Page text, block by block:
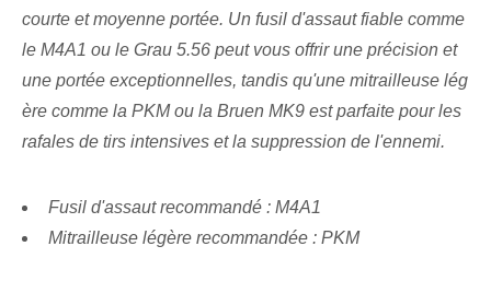
courte et moyenne portée. Un fusil d'assaut fiable comme
le M4A1 ou le Grau 5.56 peut vous offrir une précision et
une portée exceptionnelles, tandis qu'une mitrailleuse lég
ère comme la PKM ou la Bruen MK9 est parfaite pour les
rafales de tirs intensives et la suppression de l'ennemi.
Fusil d'assaut recommandé : M4A1
Mitrailleuse légère recommandée : PKM